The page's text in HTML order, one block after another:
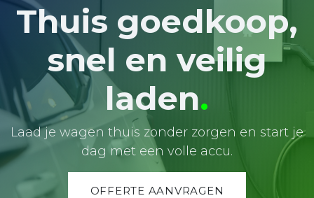
Thuis goedkoop,
snel en veilig
laden.
Laad je wagen thuis zonder zorgen en start je
dag met een volle accu.
OFFERTE AANVRAGEN